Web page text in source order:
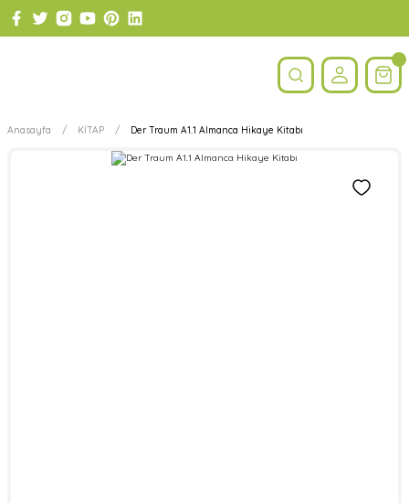
Anasayfa KİTAP Der Traum A1.1 Almanca Hikaye Kitabı